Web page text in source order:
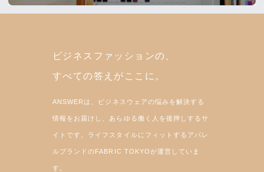
ビジネスファッションの、
すべての答えがここに。
ANSWERは、ビジネスウェアの悩みを解決する
情報をお届けし、あらゆる働く人を後押しするサ
イトです。ライフスタイルにフィットするアパレ
ルブランドのFABRIC TOKYOが運営していま
す。